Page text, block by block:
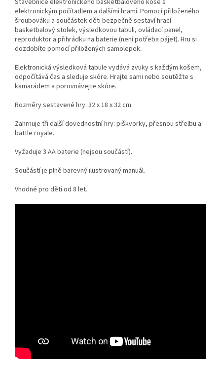
elektronickým počítadlem a dalšími hrami. Pomocí přiloženého
šroubováku a součástek děti bezpečně sestaví hrací
basketbalový stolek, výsledkovou tabuli, ovládací panel,
reproduktor a přihrádku na baterie (není potřeba pájet). Hru si
dozdobíte pomocí přiložených samolepek.
Elektronická výsledková tabule vydává zvuky s každým košem,
odpočítává čas a sleduje skóre. Hrajte sami nebo soutěžte s
kamarádem a porovnávejte skóre.
Rozměry sestavené hry: 32 x 18 x 32 cm.
Zahrnuje tři další dovednostní hry: piškvorky, přesnou střelbu a
battle royale.
Vyžaduje 3 AA baterie (nejsou součástí).
Součástí je plně barevný ilustrovaný manuál.
Vhodné pro děti od 8 let.